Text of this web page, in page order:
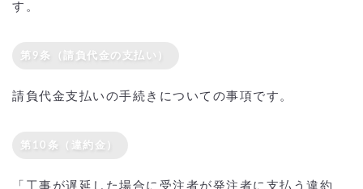
す。
第9条（請負代金の支払い）
請負代金支払いの手続きについての事項です。
第10条（違約金）
「工事が遅延した場合に受注者が発注者に支払う違約